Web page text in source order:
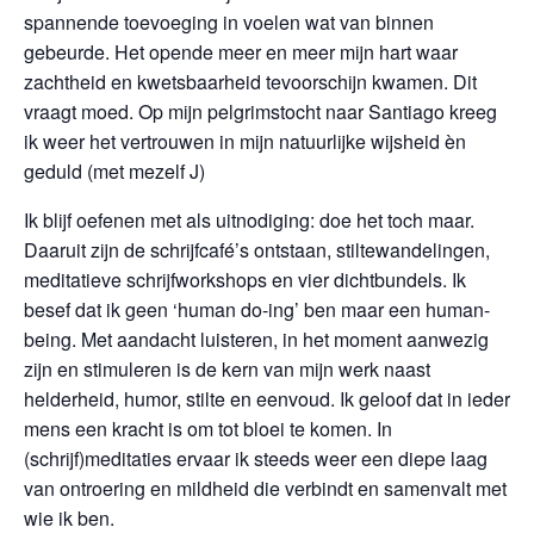
spannende toevoeging in voelen wat van binnen
gebeurde. Het opende meer en meer mijn hart waar
zachtheid en kwetsbaarheid tevoorschijn kwamen. Dit
vraagt moed. Op mijn pelgrimstocht naar Santiago kreeg
ik weer het vertrouwen in mijn natuurlijke wijsheid èn
geduld (met mezelf J)
Ik blijf oefenen met als uitnodiging: doe het toch maar.
Daaruit zijn de schrijfcafé’s ontstaan, stiltewandelingen,
meditatieve schrijfworkshops en vier dichtbundels. Ik
besef dat ik geen ‘human do-ing’ ben maar een human-
being. Met aandacht luisteren, in het moment aanwezig
zijn en stimuleren is de kern van mijn werk naast
helderheid, humor, stilte en eenvoud. Ik geloof dat in ieder
mens een kracht is om tot bloei te komen. In
(schrijf)meditaties ervaar ik steeds weer een diepe laag
van ontroering en mildheid die verbindt en samenvalt met
wie ik ben.